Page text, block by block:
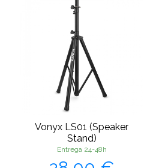
Vonyx LS01 (Speaker
Stand)
Entrega 24-48h